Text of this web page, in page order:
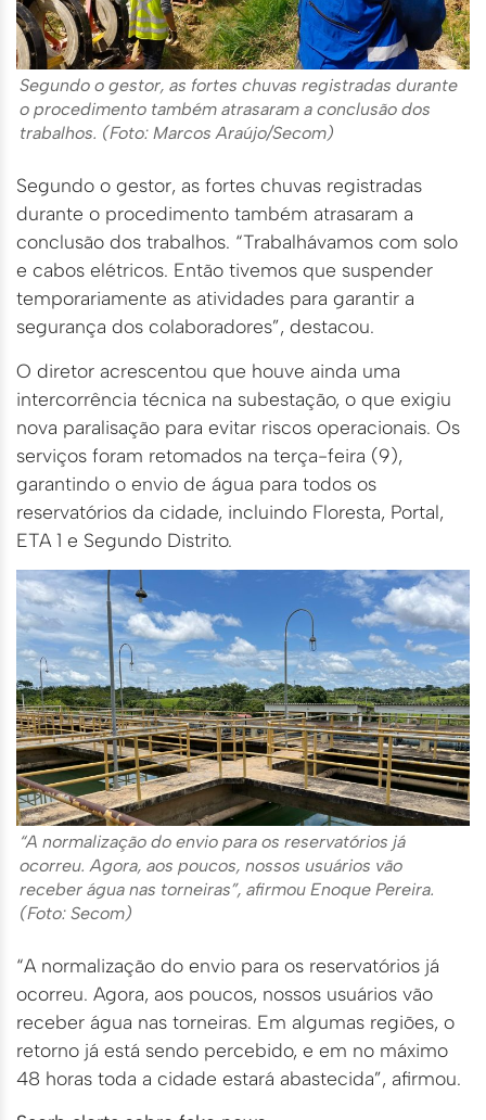
Segundo o gestor, as fortes chuvas registradas durante
o procedimento também atrasaram a conclusão dos
trabalhos. (Foto: Marcos Araújo/Secom)
Segundo o gestor, as fortes chuvas registradas
durante o procedimento também atrasaram a
conclusão dos trabalhos. “Trabalhávamos com solo
e cabos elétricos. Então tivemos que suspender
temporariamente as atividades para garantir a
segurança dos colaboradores”, destacou.
O diretor acrescentou que houve ainda uma
intercorrência técnica na subestação, o que exigiu
nova paralisação para evitar riscos operacionais. Os
serviços foram retomados na terça-feira (9),
garantindo o envio de água para todos os
reservatórios da cidade, incluindo Floresta, Portal,
ETA 1 e Segundo Distrito.
“A normalização do envio para os reservatórios já
ocorreu. Agora, aos poucos, nossos usuários vão
receber água nas torneiras”, afirmou Enoque Pereira.
(Foto: Secom)
“A normalização do envio para os reservatórios já
ocorreu. Agora, aos poucos, nossos usuários vão
receber água nas torneiras. Em algumas regiões, o
retorno já está sendo percebido, e em no máximo
48 horas toda a cidade estará abastecida”, afirmou.